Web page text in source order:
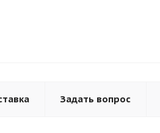
Задать вопрос